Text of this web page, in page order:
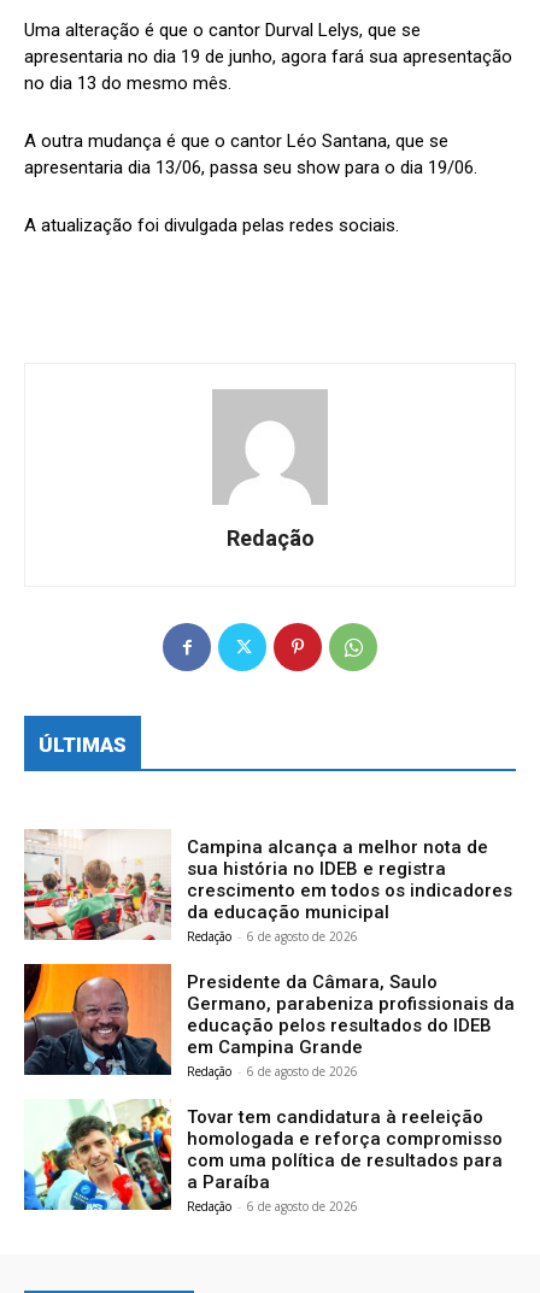
Uma alteração é que o cantor Durval Lelys, que se
apresentaria no dia 19 de junho, agora fará sua apresentação
no dia 13 do mesmo mês.
A outra mudança é que o cantor Léo Santana, que se
apresentaria dia 13/06, passa seu show para o dia 19/06.
A atualização foi divulgada pelas redes sociais.
Redação
ÚLTIMAS
Campina alcança a melhor nota de
sua história no IDEB e registra
crescimento em todos os indicadores
da educação municipal
Redação - 6 de agosto de 2026
Presidente da Câmara, Saulo
Germano, parabeniza profissionais da
educação pelos resultados do IDEB
em Campina Grande
Redação - 6 de agosto de 2026
Tovar tem candidatura à reeleição
homologada e reforça compromisso
com uma política de resultados para
a Paraíba
Redação - 6 de agosto de 2026